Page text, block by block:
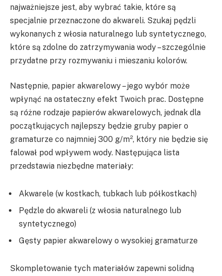
najważniejsze jest, aby wybrać takie, które są
specjalnie przeznaczone do akwareli. Szukaj pędzli
wykonanych z włosia naturalnego lub syntetycznego,
które są zdolne do zatrzymywania wody – szczególnie
przydatne przy rozmywaniu i mieszaniu kolorów.
Następnie, papier akwarelowy – jego wybór może
wpłynąć na ostateczny efekt Twoich prac. Dostępne
są różne rodzaje papierów akwarelowych, jednak dla
początkujących najlepszy będzie gruby papier o
gramaturze co najmniej 300 g/m², który nie będzie się
falował pod wpływem wody. Następująca lista
przedstawia niezbędne materiały:
Akwarele (w kostkach, tubkach lub półkostkach)
Pędzle do akwareli (z włosia naturalnego lub
syntetycznego)
Gęsty papier akwarelowy o wysokiej gramaturze
Skompletowanie tych materiałów zapewni solidną